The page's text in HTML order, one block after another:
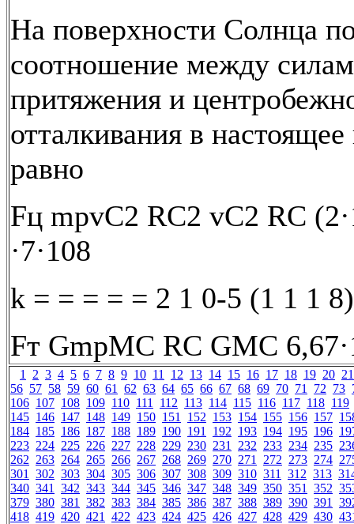
На поверхности Солнца
соотношение между
притяжения и
отталкивания в
равно
Fц mpvС2 RС2 vС2 RС
·7·108
k = = = = = 2 1 0-5 (1 1 1 8)
Fт GmpMС RС GMС
1 2 3 4 5 6 7 8 9 10 11 12 13 14 15 16 17 18 19 20 21
56 57 58 59 60 61 62 63 64 65 66 67 68 69 70 71 72 73
106 107 108 109 110 111 112 113 114 115 116 117 118 119
145 146 147 148 149 150 151 152 153 154 155 156 157
184 185 186 187 188 189 190 191 192 193 194 195 196
223 224 225 226 227 228 229 230 231 232 233 234 235
262 263 264 265 266 267 268 269 270 271 272 273 274
301 302 303 304 305 306 307 308 309 310 311 312 313
340 341 342 343 344 345 346 347 348 349 350 351 352
379 380 381 382 383 384 385 386 387 388 389 390 391
418 419 420 421 422 423 424 425 426 427 428 429 430